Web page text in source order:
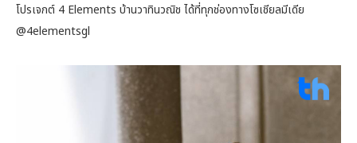
โปรเจกต์ 4 Elements บ้านวาทินวณิช ได้ที่ทุกช่องทางโซเชียลมีเดีย
@4elementsgl